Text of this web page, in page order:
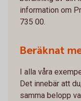
information om
735 00.
Beräknat
I alla våra
Det innebär att
samma belopp